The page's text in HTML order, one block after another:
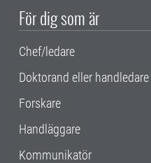
För dig som är
Chef/ledare
Doktorand eller handledare
Forskare
Handläggare
Kommunikatör